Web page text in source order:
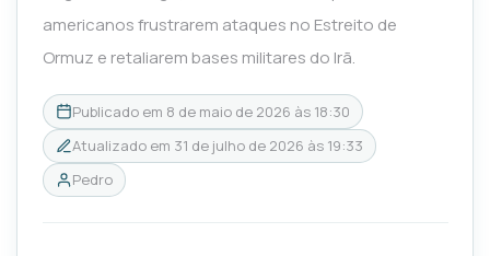
americanos frustrarem ataques no Estreito de
Ormuz e retaliarem bases militares do Irã.
Publicado em 8 de maio de 2026 às 18:30
Atualizado em 31 de julho de 2026 às 19:33
Pedro